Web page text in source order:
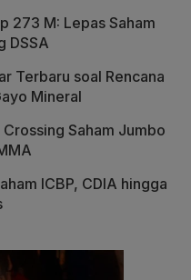
273 M: Lepas Saham
DSSA
Terbaru soal Rencana
Mineral
Saham Jumbo
ICBP, CDIA hingga